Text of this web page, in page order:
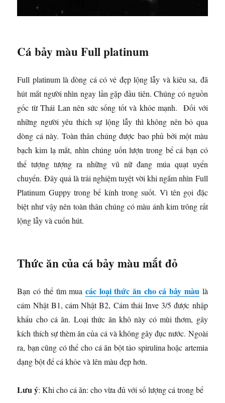
Cá bảy màu Full platinum
Full platinum là dòng cá có vẻ đẹp lộng lẫy và kiêu sa, đã
hút mắt người nhìn ngay lần gặp đầu tiên. Chúng có nguồn
gốc từ Thái Lan nên sức sống tốt và khỏe mạnh. Đối với
những người yêu thích sự lộng lẫy thì không nên bỏ qua
dòng cá này. Toàn thân chúng được bao phủ bởi một màu
bạch kim lạ mắt, nhìn chúng uốn lượn trong bể cá bạn có
thể tượng tượng ra những vũ nữ đang múa quạt uyển
chuyển. Đây quả là trải nghiệm tuyệt vời khi ngắm nhìn Full
Platinum Guppy trong bể kính trong suốt. Vì tên gọi đặc
biệt như vậy nên toàn thân chúng có màu ánh kim trông rất
lộng lẫy và cuốn hút.
Thức ăn của cá bảy màu mắt đỏ
Bạn có thể tìm mua các loại thức ăn cho cá bảy màu là
cám Nhật B1, cám Nhật B2, Cám thái Inve 3/5 được nhập
khẩu cho cá ăn. Loại thức ăn khô này có mùi thơm, gây
kích thích sự thèm ăn của cá và không gây đục nước. Ngoài
ra, bạn cũng có thể cho cá ăn bột tảo spirulina hoặc artemia
dạng bột để cá khỏe và lên màu đẹp hơn.
Lưu ý: Khi cho cá ăn: cho vừa đủ với số lượng cá trong bể